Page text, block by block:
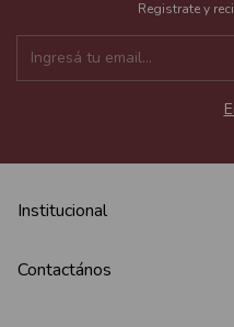
Registrate y
Institucional
Contactános